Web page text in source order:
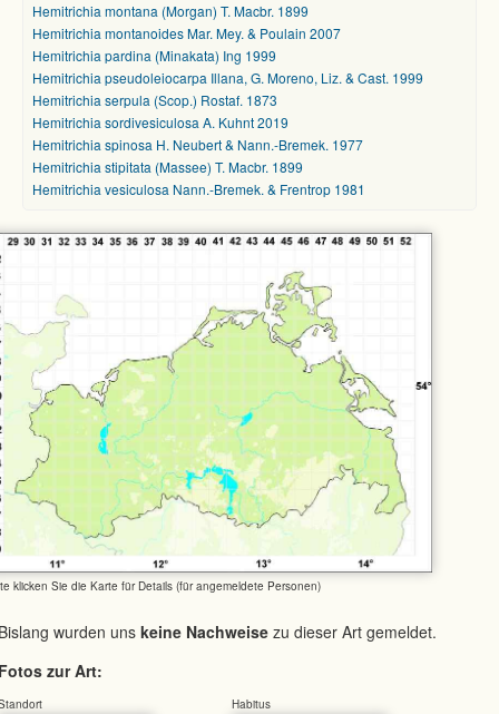
Hemitrichia montana (Morgan) T. Macbr. 1899
Hemitrichia montanoides Mar. Mey. & Poulain 2007
Hemitrichia pardina (Minakata) Ing 1999
Hemitrichia pseudoleiocarpa Illana, G. Moreno, Liz. & Cast. 1999
Hemitrichia serpula (Scop.) Rostaf. 1873
Hemitrichia sordivesiculosa A. Kuhnt 2019
Hemitrichia spinosa H. Neubert & Nann.-Bremek. 1977
Hemitrichia stipitata (Massee) T. Macbr. 1899
Hemitrichia vesiculosa Nann.-Bremek. & Frentrop 1981
klicken Sie die Karte für Details (für angemeldete Personen)
wurden uns keine Nachweise zu dieser Art gemeldet.
zur Art:
Habitus